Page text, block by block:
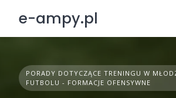
content
e-ampy.pl
PORADY DOTYCZĄCE TRENINGU W
FUTBOLU - FORMACJE OFENSYWNE